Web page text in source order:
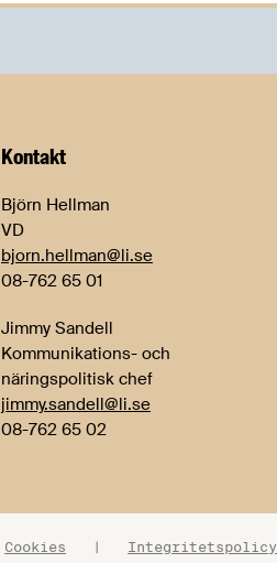
Kontakt
Björn Hellman
VD
bjorn.hellman@li.se
08-762 65 01
Jimmy Sandell
Kommunikations- och
näringspolitisk chef
jimmy.sandell@li.se
08-762 65 02
Cookies | Integritetspolicy